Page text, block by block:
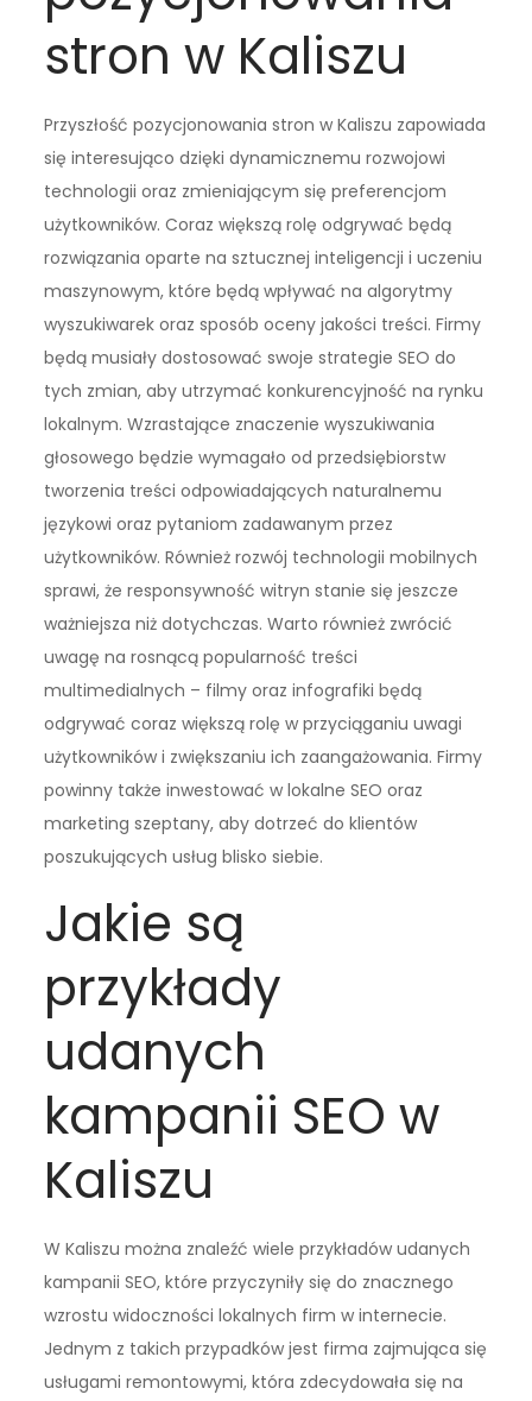
stron w Kaliszu
Przyszłość pozycjonowania stron w Kaliszu zapowiada
się interesująco dzięki dynamicznemu rozwojowi
technologii oraz zmieniającym się preferencjom
użytkowników. Coraz większą rolę odgrywać będą
rozwiązania oparte na sztucznej inteligencji i uczeniu
maszynowym, które będą wpływać na algorytmy
wyszukiwarek oraz sposób oceny jakości treści. Firmy
będą musiały dostosować swoje strategie SEO do
tych zmian, aby utrzymać konkurencyjność na rynku
lokalnym. Wzrastające znaczenie wyszukiwania
głosowego będzie wymagało od przedsiębiorstw
tworzenia treści odpowiadających naturalnemu
językowi oraz pytaniom zadawanym przez
użytkowników. Również rozwój technologii mobilnych
sprawi, że responsywność witryn stanie się jeszcze
ważniejsza niż dotychczas. Warto również zwrócić
uwagę na rosnącą popularność treści
multimedialnych – filmy oraz infografiki będą
odgrywać coraz większą rolę w przyciąganiu uwagi
użytkowników i zwiększaniu ich zaangażowania. Firmy
powinny także inwestować w lokalne SEO oraz
marketing szeptany, aby dotrzeć do klientów
poszukujących usług blisko siebie.
Jakie są
przykłady
udanych
kampanii SEO w
Kaliszu
W Kaliszu można znaleźć wiele przykładów udanych
kampanii SEO, które przyczyniły się do znacznego
wzrostu widoczności lokalnych firm w internecie.
Jednym z takich przypadków jest firma zajmująca się
usługami remontowymi, która zdecydowała się na